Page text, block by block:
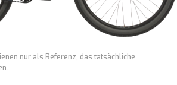
nur als Referenz, das tatsächliche